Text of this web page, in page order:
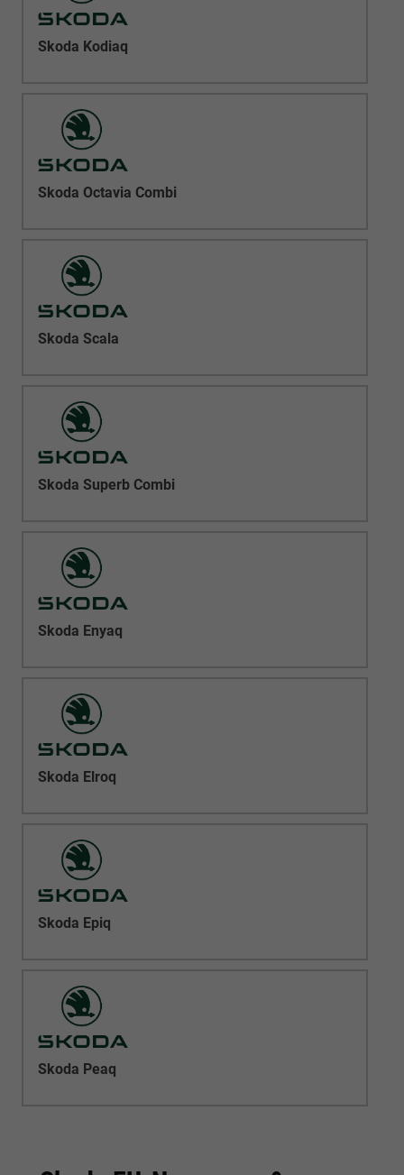
Skoda Kodiaq
Skoda Octavia Combi
Skoda Scala
Skoda Superb Combi
Skoda Enyaq
Skoda Elroq
Skoda Epiq
Skoda Peaq